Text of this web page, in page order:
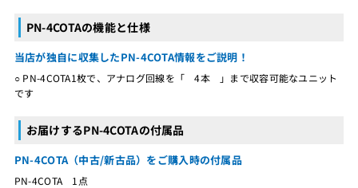
PN-4COTAの機能と仕様
当店が独自に収集したPN-4COTA情報をご説明！
○ PN-4COTA1枚で、アナログ回線を「 4本 」まで収容可能なユニット
です
お届けするPN-4COTAの付属品
PN-4COTA（中古/新古品）をご購入時の付属品
PN-4COTA 1点